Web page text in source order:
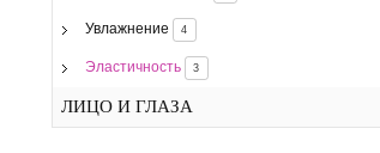
Увлажнение 4
Эластичность 3
ЛИЦО И ГЛАЗА